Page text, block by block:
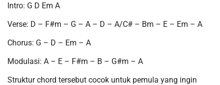
Intro: G D Em A
Verse: D – F#m – G – A – D – A/C# – Bm – E – Em – A
Chorus: G – D – Em – A
Modulasi: A – E – F#m – B – G#m – A
Struktur chord tersebut cocok untuk pemula yang ingin